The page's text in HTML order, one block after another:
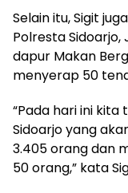
Selain itu, Sigit
Polresta
dapur Makan
menyerap 50
“Pada hari ini kita
Sidoarjo yang
3.405 orang dan
50 orang,” kata